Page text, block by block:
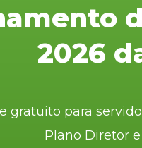
2026
gratuito para
Plano Diretor